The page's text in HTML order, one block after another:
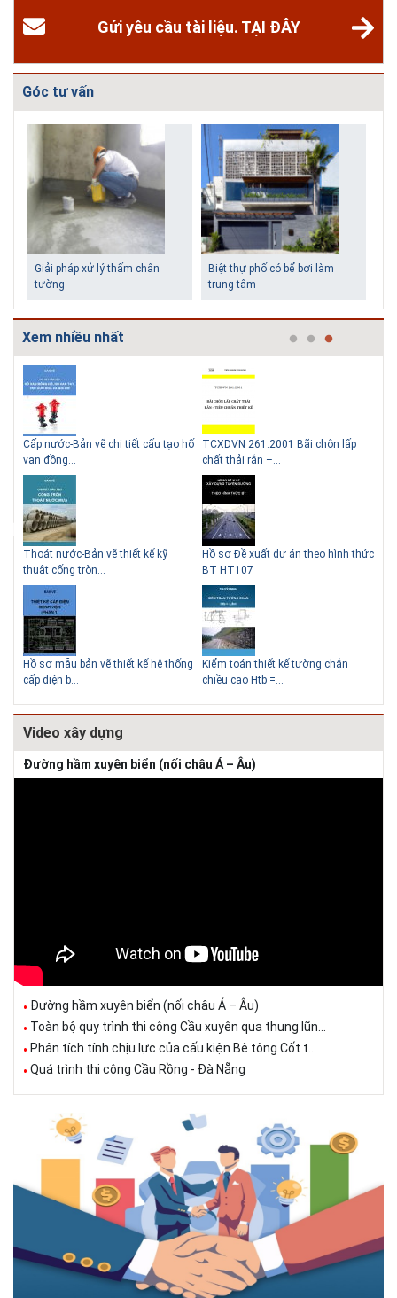
Gửi yêu cầu tài liệu. TẠI ĐÂY
Góc tư vấn
Biệt thự phố có bể bơi làm
trung tâm
Lý do nên sử dụng gạch block
Xem nhiều nhất
Cấp nước-Bản vẽ chi tiết cấu tạo hố
van đồng...
Thoát nước-Bản vẽ thiết kế kỹ
thuật cống tròn...
Hồ sơ mẫu bản vẽ thiết kế hệ thống
cấp điện b...
TCXDVN 261:2001 Bãi chôn lấp
chất thải rắn –...
Hồ sơ Đề xuất dự án theo hình thức
BT HT107
Kiểm toán thiết kế tường chắn
chiều cao Htb =...
Video xây dựng
Đường hầm xuyên biển (nối châu Á – Âu)
Đường hầm xuyên biển (nối châu Á – Âu)
Toàn bộ quy trình thi công Cầu xuyên qua thung lũn...
Phân tích tính chịu lực của cấu kiện Bê tông Cốt t...
Quá trình thi công Cầu Rồng - Đà Nẵng